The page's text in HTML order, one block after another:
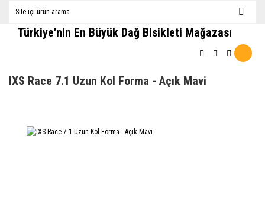
Türkiye'nin En Büyük Dağ Bisikleti Mağazası
IXS Race 7.1 Uzun Kol Forma - Açık Mavi